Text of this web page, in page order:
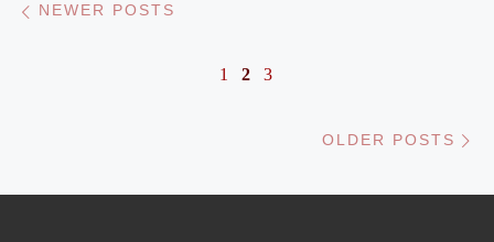
NEWER POSTS
1 2 3
OLDER POSTS